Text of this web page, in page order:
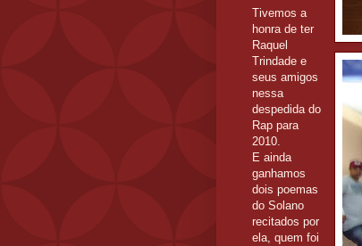
Tivemos a
honra de ter
Raquel
Trindade e
seus amigos
nessa
despedida do
Rap para
2010.
E ainda
ganhamos
dois poemas
do Solano
recitados por
ela, quem foi